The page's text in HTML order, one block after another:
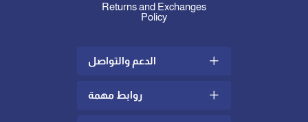
Returns and Exchanges
Policy
الدعم والتواصل
Shipping and Delivery Policy
روابط مهمة